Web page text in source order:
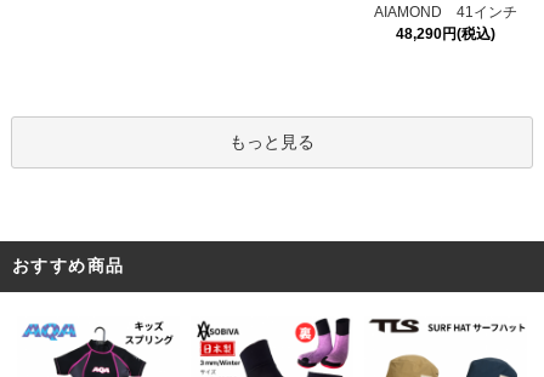
AIAMOND 41インチ
48,290円(税込)
もっと見る
おすすめ商品